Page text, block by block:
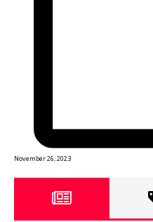
November 26, 2023